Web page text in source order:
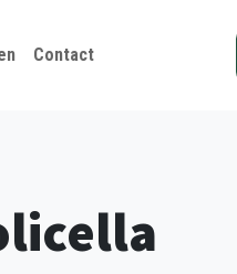
Contact